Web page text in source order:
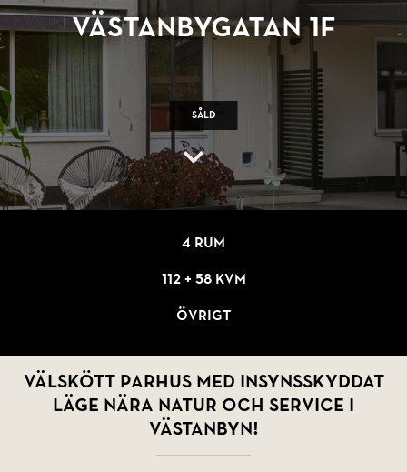
Västanbygatan 1F
Såld
4 rum
112 + 58 kvm
Övrigt
Välskött parhus med insynsskyddat
läge nära natur och service i
Västanbyn!